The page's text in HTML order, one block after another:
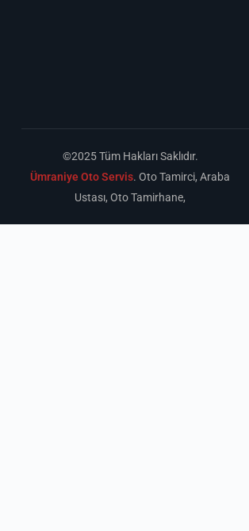
©2025 Tüm Hakları Saklıdır.
Ümraniye Oto Servis. Oto Tamirci, Araba
Ustası, Oto Tamirhane,